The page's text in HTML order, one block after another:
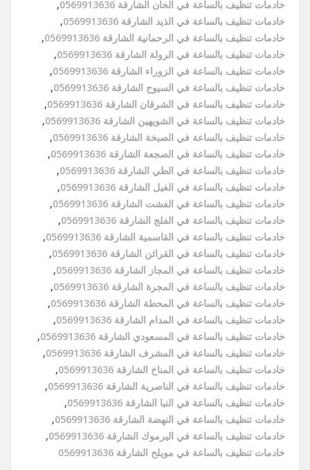
خادمات تنظيف بالساعة في الخان الشارقة 0569913636
,
خادمات تنظيف بالساعة في الذيد الشارقة 0569913636
,
خادمات تنظيف بالساعة في الرحمانية الشارقة 0569913636
,
خادمات تنظيف بالساعة في الرولة الشارقة 0569913636
,
خادمات تنظيف بالساعة في الزوراء الشارقة 0569913636
,
خادمات تنظيف بالساعة في السيوح الشارقة 0569913636
,
خادمات تنظيف بالساعة في الشرقان الشارقة 0569913636
,
خادمات تنظيف بالساعة في الشويهين الشارقة 0569913636
,
خادمات تنظيف بالساعة في الصبخة الشارقة 0569913636
,
خادمات تنظيف بالساعة في الصجعة الشارقة 0569913636
,
خادمات تنظيف بالساعة في الطي الشارقة 0569913636
,
خادمات تنظيف بالساعة في الغيل الشارقة 0569913636
,
خادمات تنظيف بالساعة في الفشت الشارقة 0569913636
,
خادمات تنظيف بالساعة في الفلج الشارقة 0569913636
,
خادمات تنظيف بالساعة في القاسمية الشارقة 0569913636
,
خادمات تنظيف بالساعة في القرائن الشارقة 0569913636
,
خادمات تنظيف بالساعة في المجاز الشارقة 0569913636
,
خادمات تنظيف بالساعة في المجرة الشارقة 0569913636
,
خادمات تنظيف بالساعة في المحطة الشارقة 0569913636
,
خادمات تنظيف بالساعة في المدام الشارقة 0569913636
,
خادمات تنظيف بالساعة في المسعودي الشارقة 0569913636
,
خادمات تنظيف بالساعة في المشرف الشارقة 0569913636
,
خادمات تنظيف بالساعة في المناخ الشارقة 0569913636
,
خادمات تنظيف بالساعة في الناصرية الشارقة 0569913636
,
خادمات تنظيف بالساعة في النبا الشارقة 0569913636
,
خادمات تنظيف بالساعة في النهضة الشارقة 0569913636
,
خادمات تنظيف بالساعة في اليرموك الشارقة 0569913636
,
خادمات تنظيف بالساعة في مويلح الشارقة 0569913636